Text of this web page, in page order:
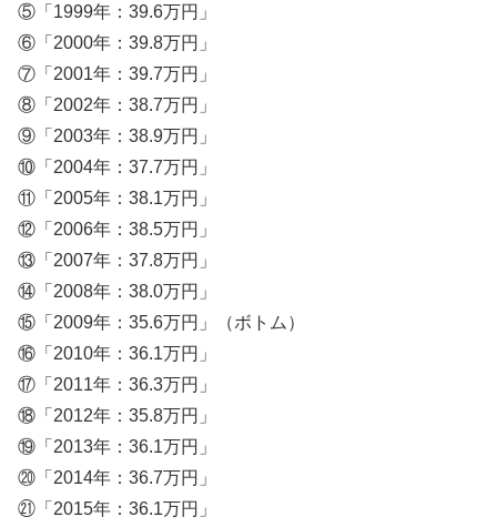
⑤「1999年：39.6万円」
⑥「2000年：39.8万円」
⑦「2001年：39.7万円」
⑧「2002年：38.7万円」
⑨「2003年：38.9万円」
⑩「2004年：37.7万円」
⑪「2005年：38.1万円」
⑫「2006年：38.5万円」
⑬「2007年：37.8万円」
⑭「2008年：38.0万円」
⑮「2009年：35.6万円」（ボトム）
⑯「2010年：36.1万円」
⑰「2011年：36.3万円」
⑱「2012年：35.8万円」
⑲「2013年：36.1万円」
⑳「2014年：36.7万円」
㉑「2015年：36.1万円」